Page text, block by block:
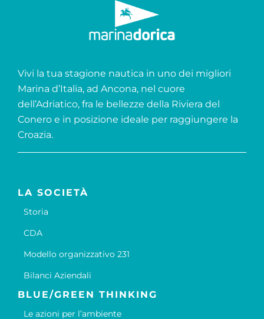
Vivi la tua stagione nautica in uno dei migliori
Marina d’Italia, ad Ancona, nel cuore
dell’Adriatico, fra le bellezze della Riviera del
Conero e in posizione ideale per raggiungere la
Croazia.
LA SOCIETÀ
Storia
CDA
Modello organizzativo 231
Bilanci Aziendali
BLUE/GREEN THINKING
Le azioni per l’ambiente